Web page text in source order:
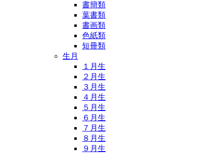
書簡類
葉書類
書画類
色紙類
短冊類
生月
１月生
２月生
３月生
４月生
５月生
６月生
７月生
８月生
９月生